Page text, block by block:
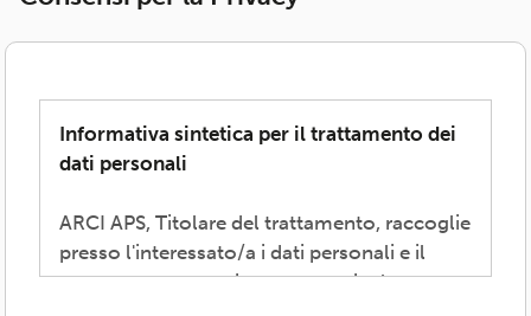
Informativa sintetica per il trattamento dei
dati personali
ARCI APS, Titolare del trattamento, raccoglie
presso l'interessato/a i dati personali e il
consenso necessari per consentire la